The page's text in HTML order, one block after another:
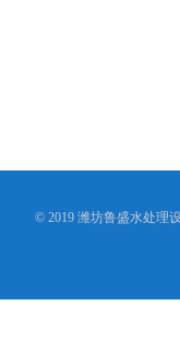
© 2019 潍坊鲁盛水处理